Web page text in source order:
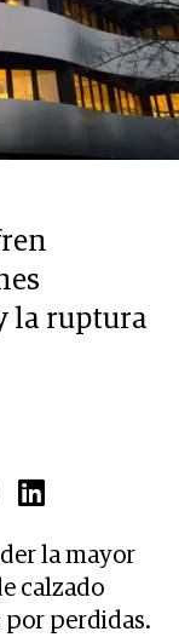
la ruptura
la mayor
calzado
por perdidas.